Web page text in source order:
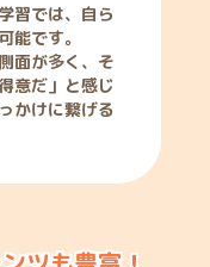
習では、自ら
能です。
面が多く、そ
意だ」と感じ
かけに繋げる